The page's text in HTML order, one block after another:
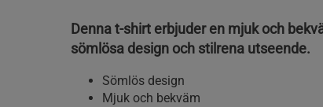
Denna t-shirt erbjuder en mjuk och
sömlösa design och stilrena utseende.
Sömlös design
Mjuk och bekväm